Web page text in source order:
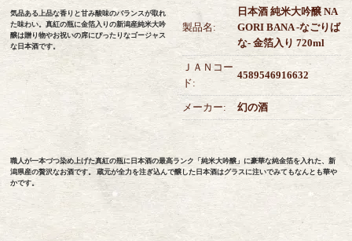
気品ある上品な香りと甘み酸味のバランスが取れ
た味わい。真紅の瓶に金箔入りの新潟産純米大吟
醸は贈り物やお祝いの席にぴったりなゴージャス
な日本酒です。
製品名:
日本酒 純米大吟醸 NA
GORI BANA -なごりば
な- 金箔入り 720ml
ＪＡＮコー
ド:
4589546916632
メーカー: 幻の酒
職人が一本づつ染め上げた真紅の瓶に日本酒の最高ランク「純米大吟醸」に豪華な純金箔を入れた、新
潟県産の贅沢なお酒です。 蔵元が全力を注ぎ込んで醸した日本酒はグラスに注いでみてもなんとも華や
かです。